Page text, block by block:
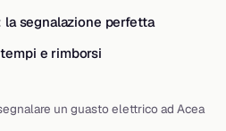
la segnalazione perfetta
e rimborsi
un guasto elettrico ad Acea